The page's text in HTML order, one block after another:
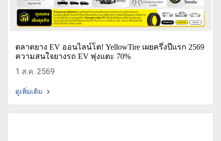
ตลาดยาง EV ออนไลน์โต! YellowTire เผยครึ่งปีแรก 2569
ความสนใจยางรถ EV พุ่งแตะ 70%
1 ส.ค. 2569
ดูเพิ่มเติม